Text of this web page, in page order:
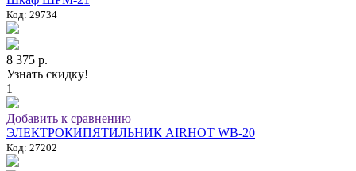
Код: 29734
8 375 р.
Узнать скидку!
1
Добавить к сравнению
ЭЛЕКТРОКИПЯТИЛЬНИК AIRHOT WB-20
Код: 27202